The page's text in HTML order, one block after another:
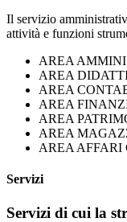
Il servizio
attività e funzioni
AREA
AREA
AREA
AREA
AREA
AREA
AREA AFFARI
Servizi
Servizi di cui la